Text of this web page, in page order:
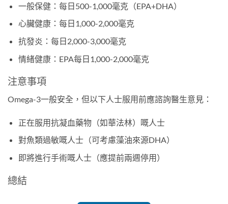
一般保健：每日500-1,000毫克（EPA+DHA）
心臟健康：每日1,000-2,000毫克
抗發炎：每日2,000-3,000毫克
情緒健康：EPA每日1,000-2,000毫克
注意事項
Omega-3一般安全，但以下人士服用前應諮詢醫生意見：
正在服用抗凝血藥物（如華法林）嘅人士
對魚類過敏嘅人士（可考慮藻油來源DHA）
即將進行手術嘅人士（應提前兩週停用）
總結